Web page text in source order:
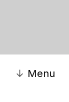
↓ Menu